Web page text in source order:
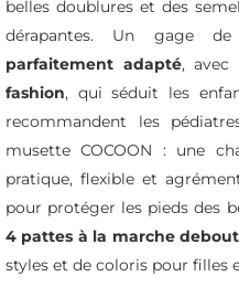
belles doublures et des
dérapantes. Un gage
parfaitement adapté,
fashion, qui séduit les
recommandent les
musette COCOON : une
pratique, flexible et
pour protéger les pieds des
4 pattes à la marche debout
styles et de coloris pour filles